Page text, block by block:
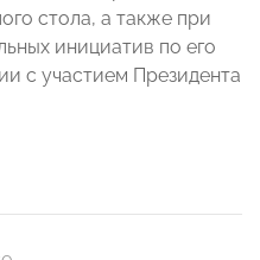
стола, а также при
инициатив по его
с участием Президента